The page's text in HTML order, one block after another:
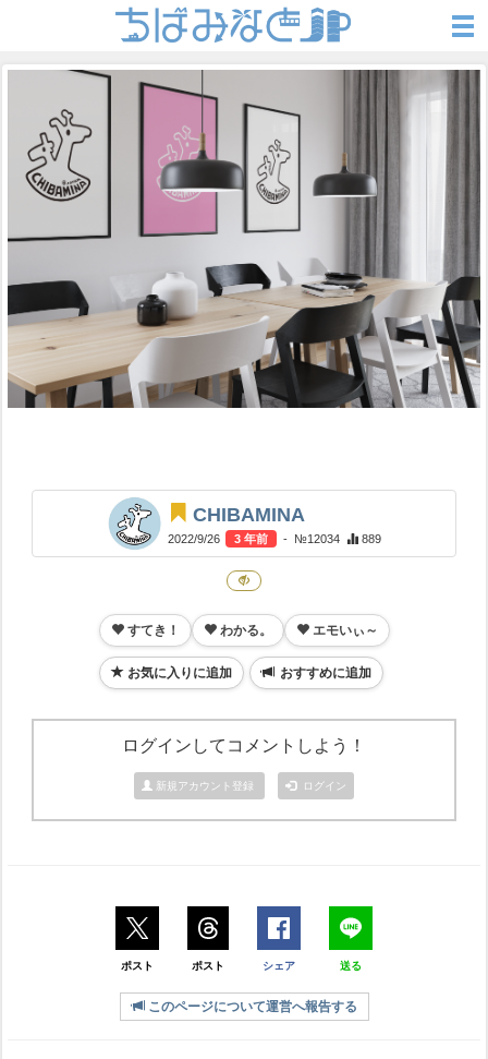
CHIBAMINA
2022/9/26 3 年前 - №12034 889
すてき！ わかる。 エモいぃ～
お気に入りに追加 おすすめに追加
ログインしてコメントしよう！
新規アカウント登録 ログイン
ポスト ポスト シェア 送る
このページについて運営へ報告する